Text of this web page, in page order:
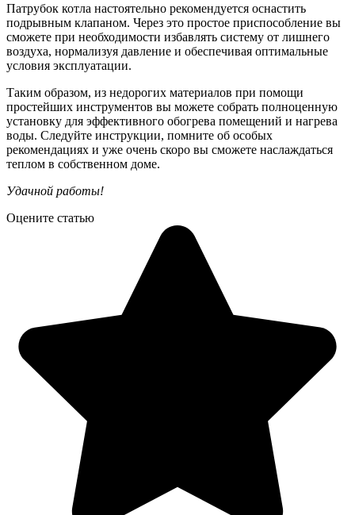
Патрубок котла настоятельно рекомендуется оснастить
подрывным клапаном. Через это простое приспособление вы
сможете при необходимости избавлять систему от лишнего
воздуха, нормализуя давление и обеспечивая оптимальные
условия эксплуатации.
Таким образом, из недорогих материалов при помощи
простейших инструментов вы можете собрать полноценную
установку для эффективного обогрева помещений и нагрева
воды. Следуйте инструкции, помните об особых
рекомендациях и уже очень скоро вы сможете наслаждаться
теплом в собственном доме.
Удачной работы!
Оцените статью